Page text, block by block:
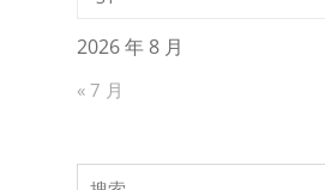
2026 年 8 月
« 7 月
搜